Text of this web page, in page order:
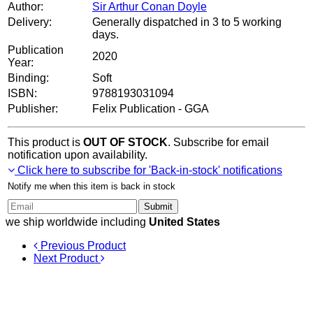
Author:
Sir Arthur Conan Doyle
Delivery:
Generally dispatched in 3 to 5 working
days.
Publication
Year:
2020
Binding:
Soft
ISBN:
9788193031094
Publisher:
Felix Publication - GGA
This product is OUT OF STOCK. Subscribe for email
notification upon availability.
Click here to subscribe for 'Back-in-stock' notifications
Notify me when this item is back in stock
Submit
we ship worldwide including United States
Previous Product
Next Product